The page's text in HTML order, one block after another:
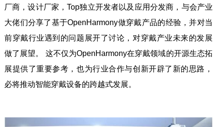
厂商，设计厂家，Top独立开发者以及应用分发商，与会产业
大佬们分享了基于OpenHarmony做穿戴产品的经验，并对当
前穿戴行业遇到的问题展开了讨论，对穿戴产业未来的发展
做了展望。 这不仅为OpenHarmony在穿戴领域的开源生态拓
展提供了重要参考，也为行业合作与创新开辟了新的思路，
必将推动智能穿戴设备的跨越式发展。